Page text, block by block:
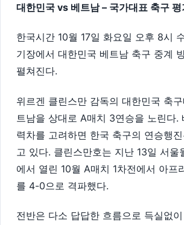
대한민국 vs 베트남 – 국가대표 축구 평
한국시간 10월 17일 화요일 오후 8시
기장에서 대한민국 베트남 축구 중계
펼쳐진다.
위르겐 클린스만 감독의 대한민국 축
트남을 상대로 A매치 3연승을 노린다.
력차를 고려하면 한국 축구의 연승행
고 있다. 클린스만호는 지난 13일 서울
에서 열린 10월 A매치 1차전에서 아프
를 4-0으로 격파했다.
전반은 다소 답답한 흐름으로 득실없